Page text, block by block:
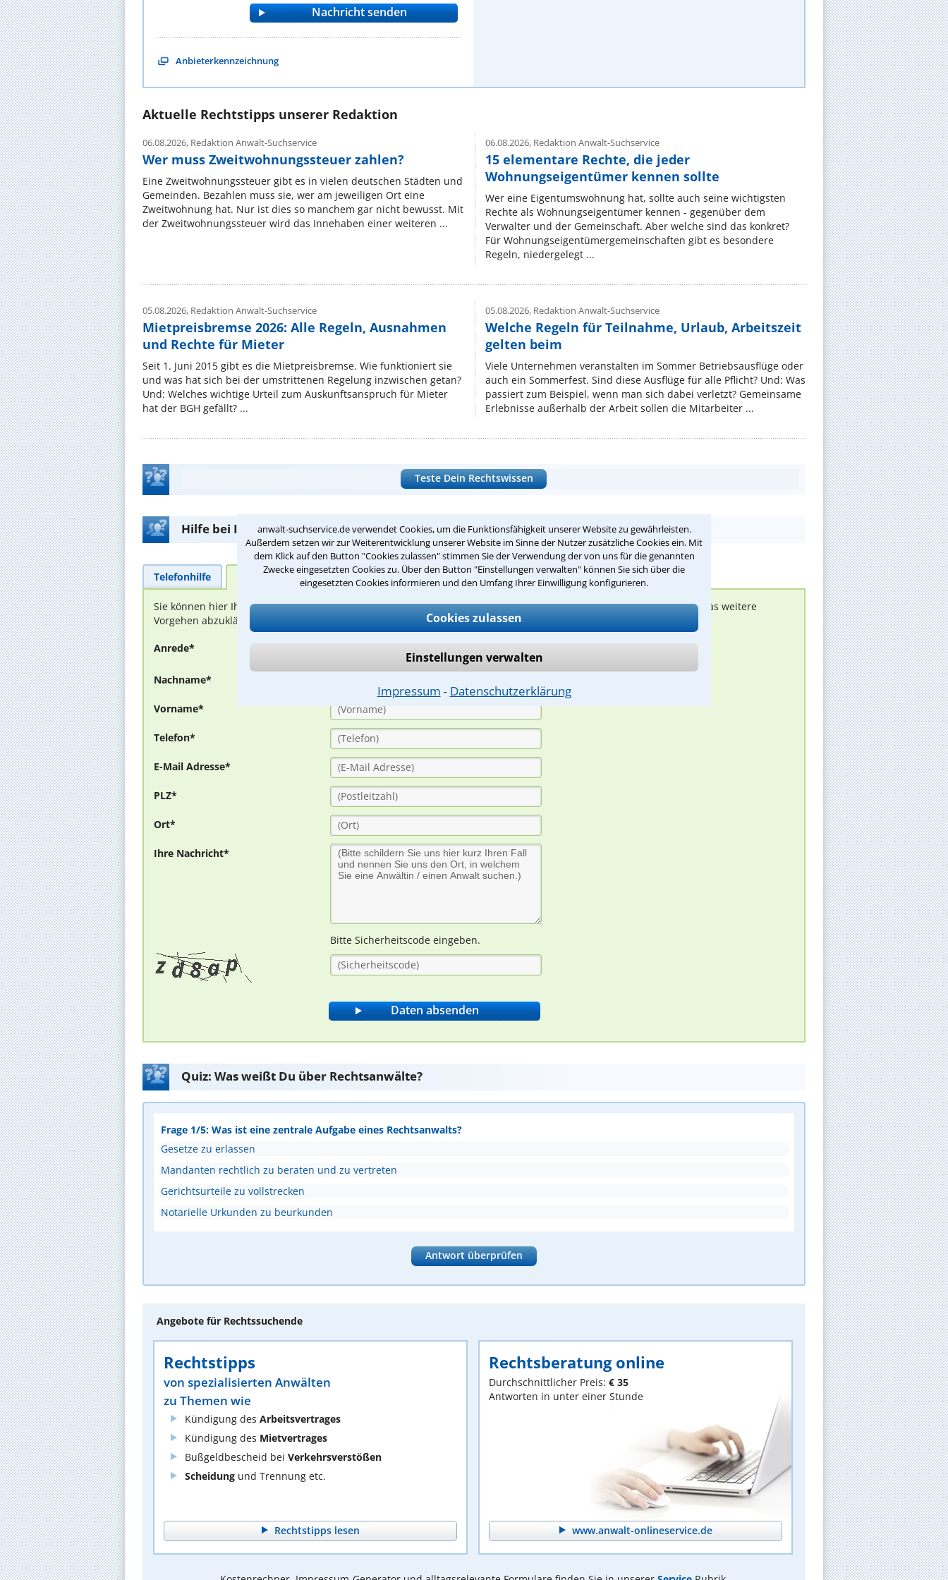
anwalt-suchservice.de verwendet Cookies, um die Funktionsfähigkeit unserer Website zu gewährleisten.
Außerdem setzen wir zur Weiterentwicklung unserer Website im Sinne der Nutzer zusätzliche Cookies ein. Mit
dem Klick auf den Button "Cookies zulassen" stimmen Sie der Verwendung der von uns für die genannten
Zwecke eingesetzten Cookies zu. Über den Button "Einstellungen verwalten" können Sie sich über die
eingesetzten Cookies informieren und den Umfang Ihrer Einwilligung konfigurieren.
Cookies zulassen
Einstellungen verwalten
Impressum ⁃ Datenschutzerklärung
Anbieterkennzeichnung
Aktuelle Rechtstipps unserer Redaktion
06.08.2026, Redaktion Anwalt-Suchservice
Wer muss Zweitwohnungssteuer zahlen?
Eine Zweitwohnungssteuer gibt es in vielen deutschen Städten und
Gemeinden. Bezahlen muss sie, wer am jeweiligen Ort eine
Zweitwohnung hat. Nur ist dies so manchem gar nicht bewusst. Mit
der Zweitwohnungssteuer wird das Innehaben einer weiteren ...
06.08.2026,Redaktion Anwalt-Suchservice
15 elementare Rechte, die jeder
Wohnungseigentümer kennen sollte
Wer eine Eigentumswohnung hat, sollte auch seine wichtigsten
Rechte als Wohnungseigentümer kennen - gegenüber dem
Verwalter und der Gemeinschaft. Aber welche sind das konkret?
Für Wohnungseigentümergemeinschaften gibt es besondere
Regeln, niedergelegt ...
05.08.2026, Redaktion Anwalt-Suchservice
Mietpreisbremse 2026: Alle Regeln, Ausnahmen
und Rechte für Mieter
Seit 1. Juni 2015 gibt es die Mietpreisbremse. Wie funktioniert sie
und was hat sich bei der umstrittenen Regelung inzwischen getan?
Und: Welches wichtige Urteil zum Auskunftsanspruch für Mieter
hat der BGH gefällt? ...
05.08.2026,Redaktion Anwalt-Suchservice
Welche Regeln für Teilnahme, Urlaub, Arbeitszeit
gelten beim
Viele Unternehmen veranstalten im Sommer Betriebsausflüge oder
auch ein Sommerfest. Sind diese Ausflüge für alle Pflicht? Und: Was
passiert zum Beispiel, wenn man sich dabei verletzt? Gemeinsame
Erlebnisse außerhalb der Arbeit sollen die Mitarbeiter ...
Teste Dein Rechtswissen
Hilfe bei Ihrer Anwaltsuche?
Telefonhilfe Beratungsanfrage
Sie können hier Ihren Fall schildern. Anschließend werden sich spezialisierte Rechtsanwälte bei Ihnen melden, um das weitere
Vorgehen abzuklären. Die Rückmeldung durch einen Anwalt ist für Sie kostenlos.
Anrede*
Nachname*
Vorname*
Telefon*
E-Mail Adresse*
PLZ*
Ort*
Ihre Nachricht*
Bitte Sicherheitscode eingeben.
Quiz: Was weißt Du über Rechtsanwälte?
Frage 1/5: Was ist eine zentrale Aufgabe eines Rechtsanwalts?
Gesetze zu erlassen
Mandanten rechtlich zu beraten und zu vertreten
Gerichtsurteile zu vollstrecken
Notarielle Urkunden zu beurkunden
Antwort überprüfen
Angebote für Rechtssuchende
Rechtstipps
von spezialisierten Anwälten
zu Themen wie
Kündigung des Arbeitsvertrages
Kündigung des Mietvertrages
Bußgeldbescheid bei Verkehrsverstößen
Scheidung und Trennung etc.
Rechtstipps lesen
Rechtsberatung online
Durchschnittlicher Preis: € 35
Antworten in unter einer Stunde
www.anwalt-onlineservice.de